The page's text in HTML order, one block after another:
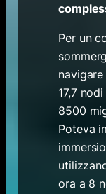
Per un
17,7
8500
Poteva
ora a 8